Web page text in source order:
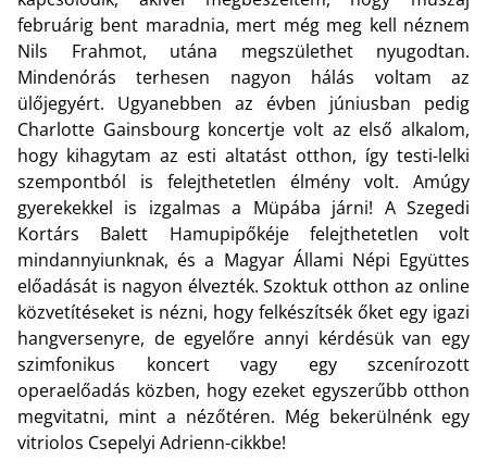
februárig bent maradnia, mert még meg kell néznem
Nils Frahmot, utána megszülethet nyugodtan.
Mindenórás terhesen nagyon hálás voltam az
ülőjegyért. Ugyanebben az évben júniusban pedig
Charlotte Gainsbourg koncertje volt az első alkalom,
hogy kihagytam az esti altatást otthon, így testi-lelki
szempontból is felejthetetlen élmény volt. Amúgy
gyerekekkel is izgalmas a Müpába járni! A Szegedi
Kortárs Balett Hamupipőkéje felejthetetlen volt
mindannyiunknak, és a Magyar Állami Népi Együttes
előadását is nagyon élvezték. Szoktuk otthon az online
közvetítéseket is nézni, hogy felkészítsék őket egy igazi
hangversenyre, de egyelőre annyi kérdésük van egy
szimfonikus koncert vagy egy szcenírozott
operaelőadás közben, hogy ezeket egyszerűbb otthon
megvitatni, mint a nézőtéren. Még bekerülnénk egy
vitriolos Csepelyi Adrienn-cikkbe!